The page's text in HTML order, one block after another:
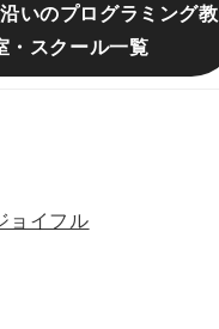
いのプログラミング教
・スクール一覧
ョイフル